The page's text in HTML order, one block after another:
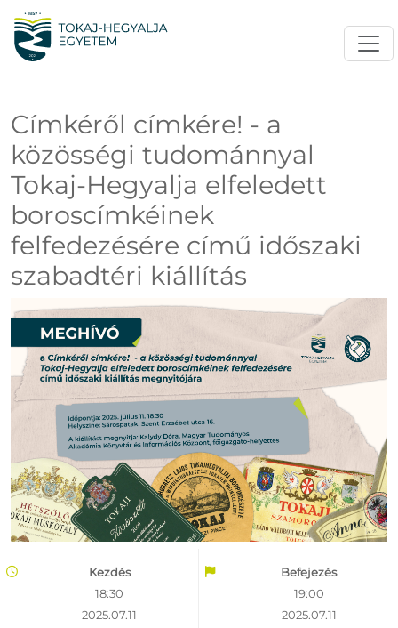
Címkéről címkére! - a
közösségi tudománnyal
Tokaj-Hegyalja elfeledett
boroscímkéinek
felfedezésére című időszaki
szabadtéri kiállítás
Kezdés
18:30
2025.07.11
Befejezés
19:00
2025.07.11